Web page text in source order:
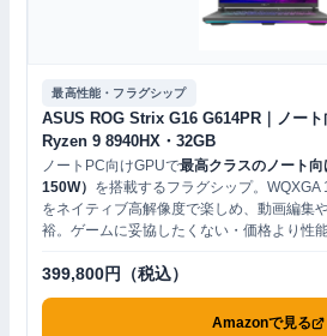
最高性能・フラグシップ
ASUS ROG Strix G16 G614PR｜ノート
Ryzen 9 8940HX・32GB
ノートPC向けGPUで最高クラスのノート
150W） を搭載するフラグシップ。
をネイティブ高解像度で楽しめ、動画編集
裕。ゲームに妥協したくない・価格より性
399,800円（税込）
Amazonで見る